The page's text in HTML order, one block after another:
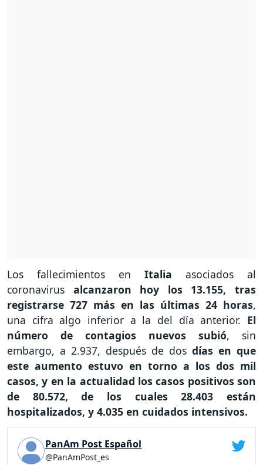
Los fallecimientos en Italia asociados al
coronavirus alcanzaron hoy los 13.155, tras
registrarse 727 más en las últimas 24 horas,
una cifra algo inferior a la del día anterior. El
número de contagios nuevos subió, sin
embargo, a 2.937, después de dos días en que
este aumento estuvo en torno a los dos mil
casos, y en la actualidad los casos positivos son
de 80.572, de los cuales 28.403 están
hospitalizados, y 4.035 en cuidados intensivos.
PanAm Post Español
@PanAmPost_es